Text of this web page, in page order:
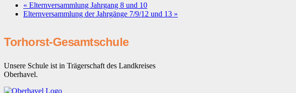
« Elternversammlung Jahrgang 8 und 10
Elternversammlung der Jahrgänge 7/9/12 und 13 »
Torhorst-Gesamtschule
Unsere Schule ist in Trägerschaft des Landkreises
Oberhavel.